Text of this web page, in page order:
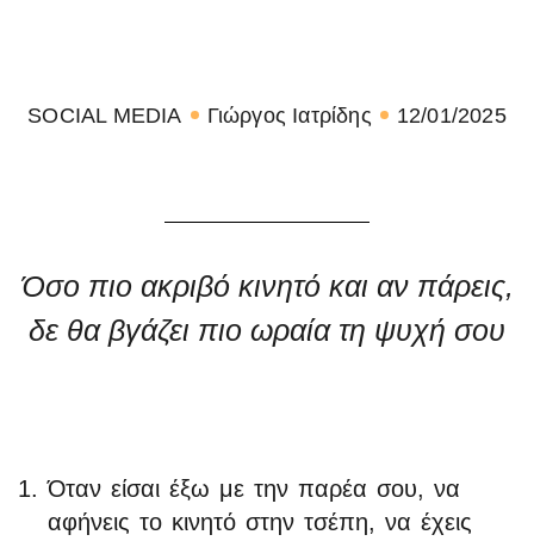
SOCIAL MEDIA Γιώργος Ιατρίδης 12/01/2025
Όσο πιο ακριβό κινητό και αν πάρεις,
δε θα βγάζει πιο ωραία τη ψυχή σου
Όταν είσαι έξω με την παρέα σου, να
αφήνεις το κινητό στην τσέπη, να έχεις